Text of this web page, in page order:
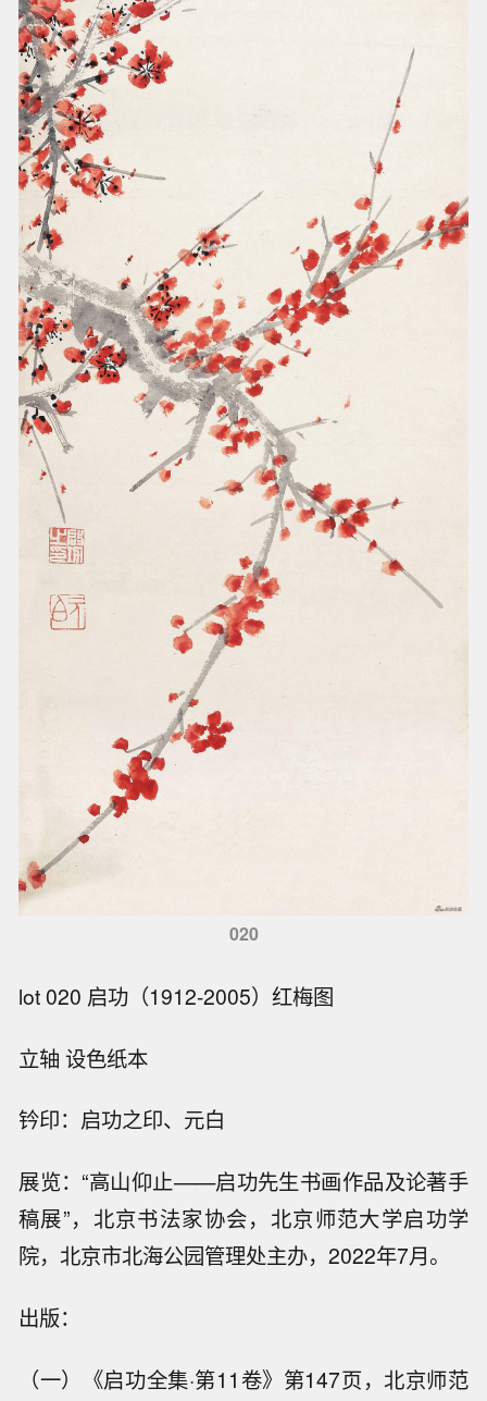
020
lot 020 启功（1912-2005）红梅图
立轴 设色纸本
钤印：启功之印、元白
展览：“高山仰止——启功先生书画作品及论著手
稿展”，北京书法家协会，北京师范大学启功学
院，北京市北海公园管理处主办，2022年7月。
出版：
（一）《启功全集·第11卷》第147页，北京师范